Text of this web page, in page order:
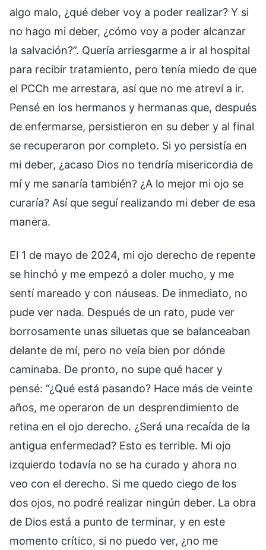
algo malo, ¿qué deber voy a poder realizar? Y si
no hago mi deber, ¿cómo voy a poder alcanzar
la salvación?”. Quería arriesgarme a ir al hospital
para recibir tratamiento, pero tenía miedo de que
el PCCh me arrestara, así que no me atreví a ir.
Pensé en los hermanos y hermanas que, después
de enfermarse, persistieron en su deber y al final
se recuperaron por completo. Si yo persistía en
mi deber, ¿acaso Dios no tendría misericordia de
mí y me sanaría también? ¿A lo mejor mi ojo se
curaría? Así que seguí realizando mi deber de esa
manera.
El 1 de mayo de 2024, mi ojo derecho de repente
se hinchó y me empezó a doler mucho, y me
sentí mareado y con náuseas. De inmediato, no
pude ver nada. Después de un rato, pude ver
borrosamente unas siluetas que se balanceaban
delante de mí, pero no veía bien por dónde
caminaba. De pronto, no supe qué hacer y
pensé: “¿Qué está pasando? Hace más de veinte
años, me operaron de un desprendimiento de
retina en el ojo derecho. ¿Será una recaída de la
antigua enfermedad? Esto es terrible. Mi ojo
izquierdo todavía no se ha curado y ahora no
veo con el derecho. Si me quedo ciego de los
dos ojos, no podré realizar ningún deber. La obra
de Dios está a punto de terminar, y en este
momento crítico, si no puedo ver, ¿no me